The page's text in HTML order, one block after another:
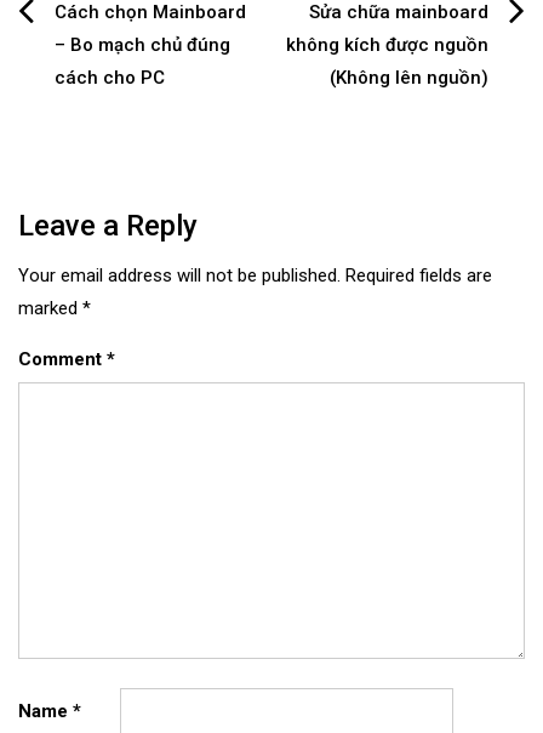
Post
navigation
Cách chọn Mainboard
– Bo mạch chủ đúng
cách cho PC
Sửa chữa mainboard
không kích được nguồn
(Không lên nguồn)
Leave a Reply
Your email address will not be published. Required fields are
marked *
Comment *
Name *